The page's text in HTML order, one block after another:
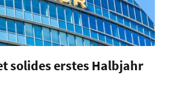
solides erstes Halbjahr